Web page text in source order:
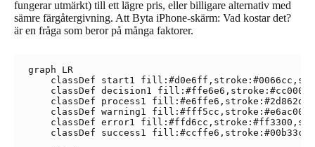
fungerar utmärkt) till ett lägre pris, eller billigare alternativ med
sämre färgåtergivning. Att Byta iPhone-skärm: Vad kostar det?
är en fråga som beror på många faktorer.
graph LR
classDef start1
classDef decision1
classDef process1
classDef warning1
classDef error1
classDef success1